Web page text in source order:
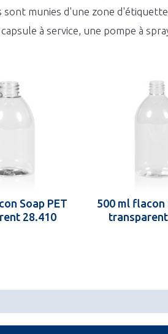
sont munies d'une zone
à service, une pompe à
Soap PET
28.410
500 ml flacon